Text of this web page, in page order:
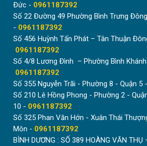
Đức - 0961187392
Số 22 Đường 49 Phường Bình Trưng
- 0961187392
Số 456 Huỳnh Tấn Phát – Tân Thuận
0961187392
Số 4/8 Lương Đình – Phường Bình
0961187392
Số 355 Nguyễn Trãi - Phường 8 - Quận 5 -
Số 210 Lê Hồng Phong - Phường 2 -
10 - 0961187392
Số 325 Phan Văn Hớn - Xuân Thái
Môn - 0961187392
BÌNH DƯƠNG : SỐ 389 HOÀNG VĂN THỤ